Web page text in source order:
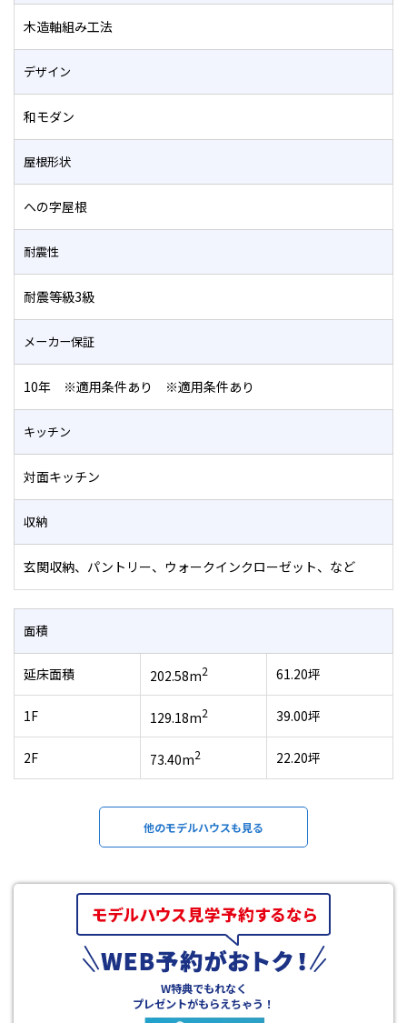
木造軸組み工法
デザイン
和モダン
屋根形状
への字屋根
耐震性
耐震等級3級
メーカー保証
10年 ※適用条件あり ※適用条件あり
キッチン
対面キッチン
収納
玄関収納、パントリー、ウォークインクローゼット、など
面積
延床面積 202.58m2 61.20坪
1F 129.18m2 39.00坪
2F 73.40m2 22.20坪
他のモデルハウスも見る
W特典でもれなく
プレゼントがもらえちゃう！